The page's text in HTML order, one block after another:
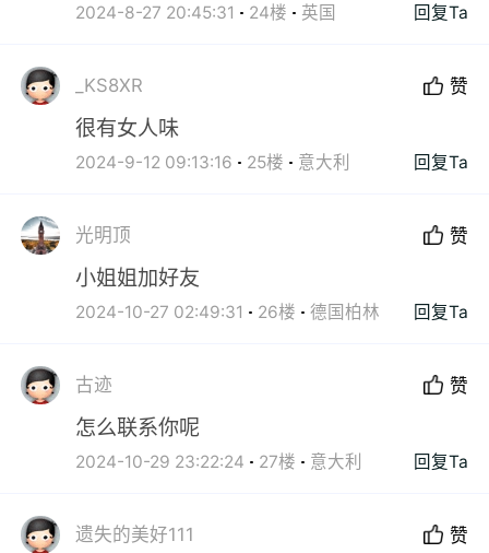
2024-8-27 20:45:31 24楼 英国 回复Ta
_KS8XR 赞
很有女人味
2024-9-12 09:13:16 25楼 意大利 回复Ta
光明顶 赞
小姐姐加好友
2024-10-27 02:49:31 26楼 德国柏林 回复Ta
古迹 赞
怎么联系你呢
2024-10-29 23:22:24 27楼 意大利 回复Ta
遗失的美好111 赞